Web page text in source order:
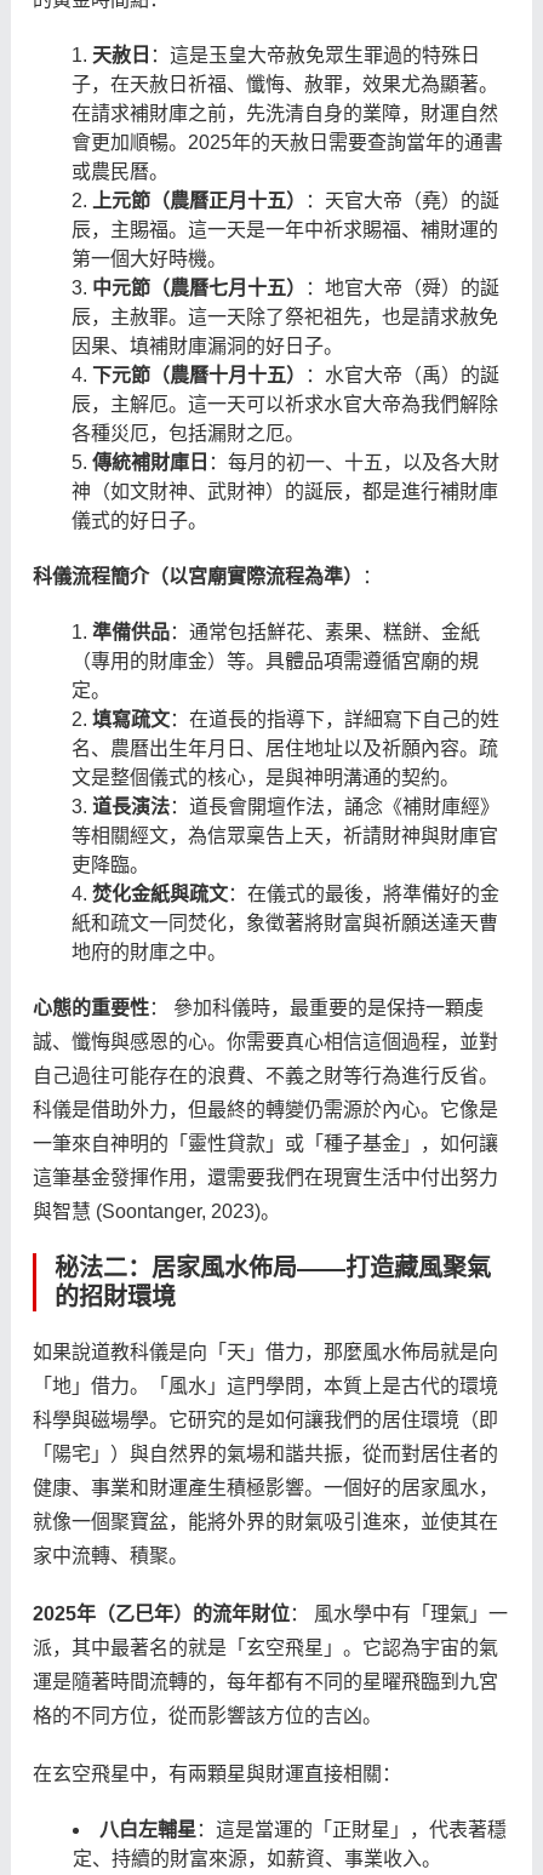
天赦日 ：這是玉皇大帝赦免眾生罪過的特殊日
子，在天赦日祈福、懺悔、赦罪，效果尤為顯著。
在請求補財庫之前，先洗清自身的業障，財運自然
會更加順暢。2025年的天赦日需要查詢當年的通書
或農民曆。
上元節（農曆正月十五）
：天官大帝（堯）的誕
辰，主賜福。這一天是一年中祈求賜福、補財運的
第一個大好時機。
中元節（農曆七月十五）
：地官大帝（舜）的誕
辰，主赦罪。這一天除了祭祀祖先，也是請求赦免
因果、填補財庫漏洞的好日子。
下元節（農曆十月十五）
：水官大帝（禹）的誕
辰，主解厄。這一天可以祈求水官大帝為我們解除
各種災厄，包括漏財之厄。
傳統補財庫日 ：每月的初一、十五，以及各大財
神（如文財神、武財神）的誕辰，都是進行補財庫
儀式的好日子。
科儀流程簡介（以宮廟實際流程為準） ：
準備供品：通常包括鮮花、素果、糕餅、金紙
（專用的財庫金）等。具體品項需遵循宮廟的規
定。
填寫疏文：在道長的指導下，詳細寫下自己的姓
名、農曆出生年月日、居住地址以及祈願內容。疏
文是整個儀式的核心，是與神明溝通的契約。
道長演法：道長會開壇作法，誦念《補財庫經》
等相關經文，為信眾稟告上天，祈請財神與財庫官
吏降臨。
焚化金紙與疏文：在儀式的最後，將準備好的金
紙和疏文一同焚化，象徵著將財富與祈願送達天曹
地府的財庫之中。
心態的重要性： 參加科儀時，最重要的是保持一顆虔
誠、懺悔與感恩的心。你需要真心相信這個過程，並對
自己過往可能存在的浪費、不義之財等行為進行反省。
科儀是借助外力，但最終的轉變仍需源於內心。它像是
一筆來自神明的「靈性貸款」或「種子基金」，如何讓
這筆基金發揮作用，還需要我們在現實生活中付出努力
與智慧 (Soontanger, 2023)。
秘法二：居家風水佈局——打造藏風聚氣
的招財環境
如果說道教科儀是向「天」借力，那麼風水佈局就是向
「地」借力。「風水」這門學問，本質上是古代的環境
科學與磁場學。它研究的是如何讓我們的居住環境（即
「陽宅」）與自然界的氣場和諧共振，從而對居住者的
健康、事業和財運產生積極影響。一個好的居家風水，
就像一個聚寶盆，能將外界的財氣吸引進來，並使其在
家中流轉、積聚。
2025年（乙巳年）的流年財位： 風水學中有「理氣」一
派，其中最著名的就是「玄空飛星」。它認為宇宙的氣
運是隨著時間流轉的，每年都有不同的星曜飛臨到九宮
格的不同方位，從而影響該方位的吉凶。
在玄空飛星中，有兩顆星與財運直接相關：
八白左輔星 ：這是當運的「正財星」，代表著穩
定、持續的財富來源，如薪資、事業收入。